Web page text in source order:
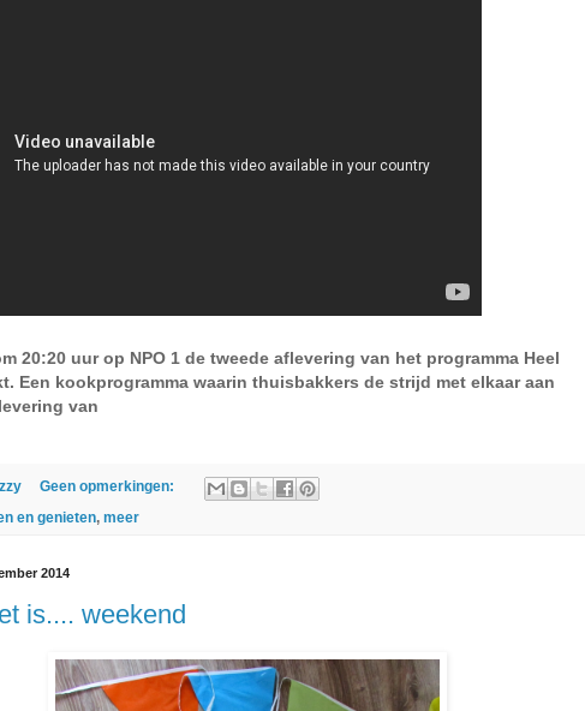
20:20 uur op NPO 1 de tweede aflevering van het programma Heel
Een kookprogramma waarin thuisbakkers de strijd met elkaar aan
van
Geen opmerkingen:
en genieten, meer
2014
is.... weekend